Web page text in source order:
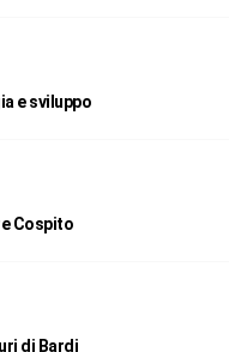
e sviluppo
Cospito
di Bardi